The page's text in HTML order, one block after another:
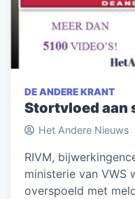
DE ANDERE KRANT
Stortvloed aan
Het Andere Nieuws
RIVM,
ministerie van VWS
overspoeld met